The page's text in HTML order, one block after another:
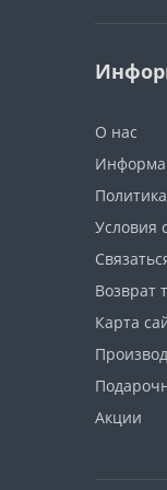
О нас
Условия
Возврат
Карта
Акции